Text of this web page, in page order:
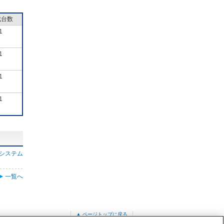
数
ステム
一覧へ
▲ ページトップに戻る